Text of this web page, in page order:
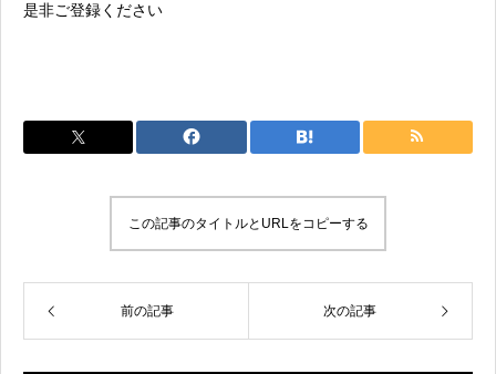
是非ご登録ください
この記事のタイトルとURLをコピーする
前の記事 次の記事